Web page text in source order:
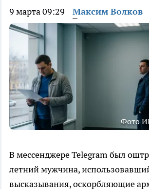
9 марта 09:29 Максим Волков
Фото
В мессенджере Telegram был
летний мужчина,
высказывания, оскорбляющие